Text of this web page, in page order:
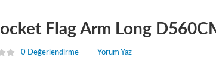
Flag Arm Long
0 Değerlendirme Yorum Yaz